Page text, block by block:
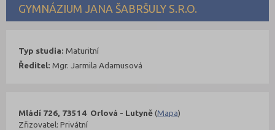
GYMNÁZIUM JANA ŠABRŠULY S.R.O.
Mládí 726, 73514 Orlová - Lutyně(Mapa)
Zřizovatel: Privátní
Typ studia: Maturitní
Ředitel: Mgr. Jarmila Adamusová